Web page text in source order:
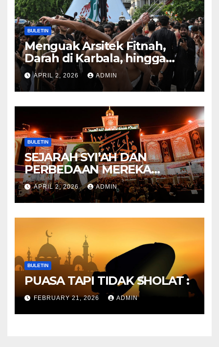
BULETIN
Menguak Arsitek Fitnah,
Darah di Karbala, hingga
Lahirnya Sekte-sekte serta
Mitos Imam Gaib
APRIL 2, 2026 ADMIN
BULETIN
SEJARAH SYI’AH DAN
PERBEDAAN MEREKA
ANTARA DULU DAN
SEKARANG
APRIL 2, 2026 ADMIN
BULETIN
PUASA TAPI TIDAK SHOLAT :
FEBRUARY 21, 2026 ADMIN